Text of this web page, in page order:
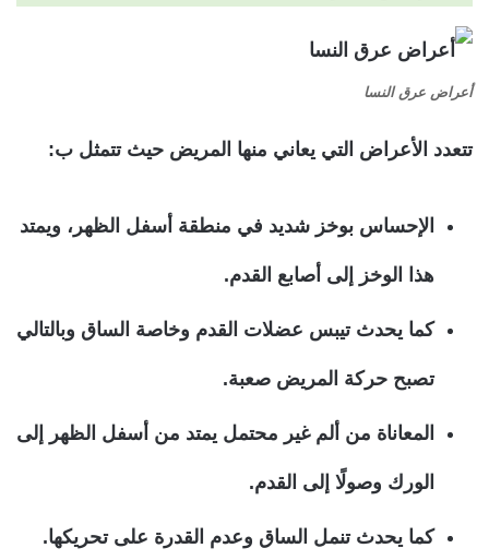
أعراض عرق النسا
تتعدد الأعراض التي يعاني منها المريض حيث تتمثل ب:
الإحساس بوخز شديد في منطقة أسفل الظهر، ويمتد
هذا الوخز إلى أصابع القدم.
كما يحدث تيبس عضلات القدم وخاصة الساق وبالتالي
تصبح حركة المريض صعبة.
المعاناة من ألم غير محتمل يمتد من أسفل الظهر إلى
الورك وصولًا إلى القدم.
كما يحدث تنمل الساق وعدم القدرة على تحريكها.